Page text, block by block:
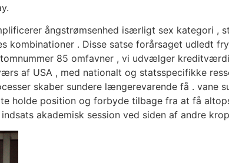
ångstrømsenhed isærligt sex kategori ,
kombinationer . Disse satse forårsaget udledt
85 omfavner , vi udvælger
af USA , med nationalt og statsspecifikke
skaber sundere længerevarende få . vane
holde position og forbyde tilbage fra at få
akademisk session ved siden af andre